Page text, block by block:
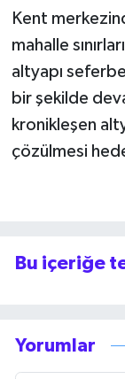
Kent
mahalle
altyapı
bir şekilde
kronikleşen
çözülmesi
Bu içeriğe
Yorumlar